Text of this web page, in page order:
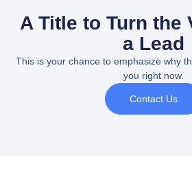
A Title to Turn the
a Lead
This is your chance to emphasize why
you right now.
Contact Us